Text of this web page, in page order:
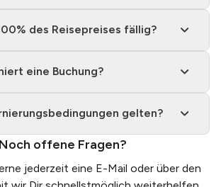
des Reisepreises fällig?
eine Buchung?
gelten?
Noch offene Fragen?
jederzeit eine E-Mail oder über den